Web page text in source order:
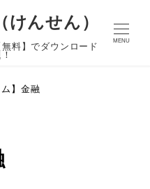
んせん）
料】でダウンロード
！
MENU
ム】金融